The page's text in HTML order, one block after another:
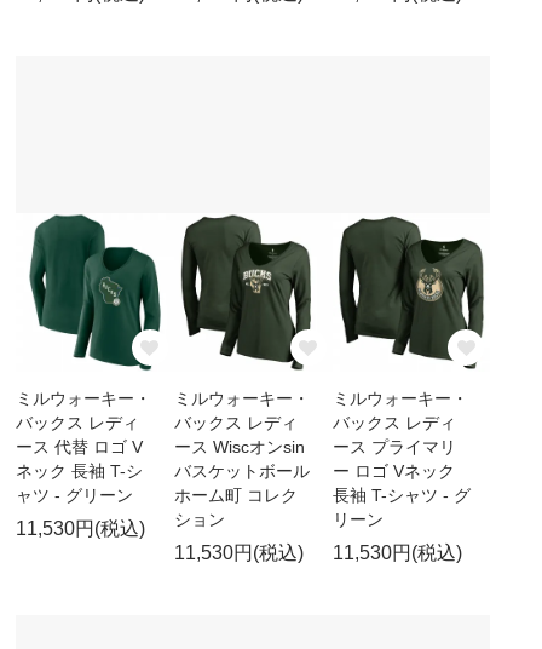
ミルウォーキー・
バックス レディ
ース 代替 ロゴ V
ネック 長袖 T-シ
ャツ - グリーン
11,530円(税込)
ミルウォーキー・
バックス レディ
ース Wiscオンsin
バスケットボール
ホーム町 コレク
ション
11,530円(税込)
ミルウォーキー・
バックス レディ
ース プライマリ
ー ロゴ Vネック
長袖 T-シャツ - グ
リーン
11,530円(税込)